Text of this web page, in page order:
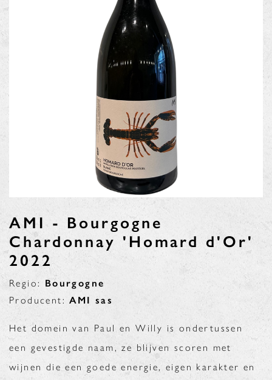
AMI - Bourgogne
Chardonnay 'Homard d'Or'
2022
Regio: Bourgogne
Producent:AMI sas
Het domein van Paul en Willy is ondertussen
een gevestigde naam, ze blijven scoren met
wijnen die een goede energie, eigen karakter en